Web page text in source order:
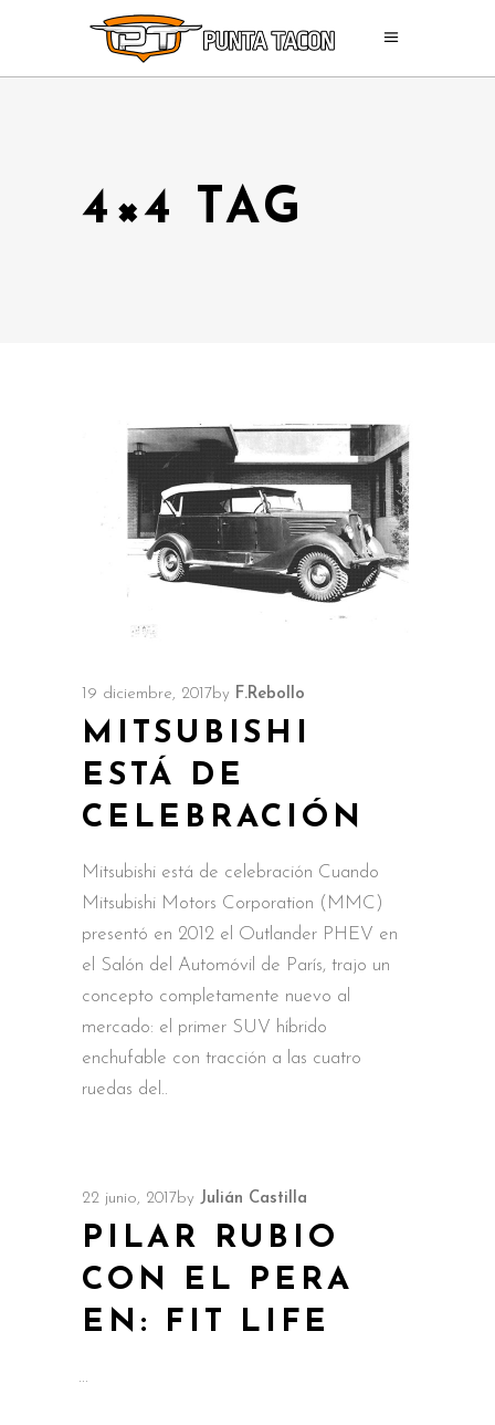
4×4 TAG
19 diciembre, 2017 by F.Rebollo
MITSUBISHI
ESTÁ DE
CELEBRACIÓN
Mitsubishi está de celebración Cuando
Mitsubishi Motors Corporation (MMC)
presentó en 2012 el Outlander PHEV en
el Salón del Automóvil de París, trajo un
concepto completamente nuevo al
mercado: el primer SUV híbrido
enchufable con tracción a las cuatro
ruedas del
22 junio, 2017 by Julián Castilla
PILAR RUBIO
CON EL PERA
EN: FIT LIFE